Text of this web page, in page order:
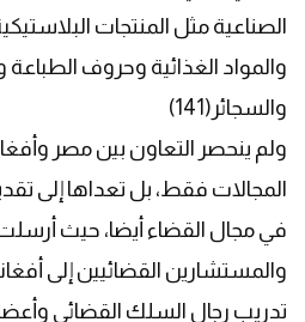
الصناعية مثل المنتجات
والمواد الغذائية وحروف الطباعة
والسجائر(141)
ولم ينحصر التعاون بين مصر
المجالات فقط، بل تعداها إلى
في مجال القضاء أيضا، حيث
والمستشارين القضائيين إلى